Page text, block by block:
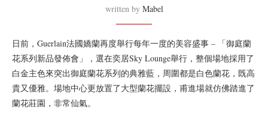
written by Mabel
日前，Guerlain法國嬌蘭再度舉行每年一度的美容盛事 – 「御庭蘭
花系列新品發佈會」，選在奕居Sky Lounge舉行，整個場地採用了
白金主色來突出御庭蘭花系列的典雅藍，周圍都是白色蘭花，既高
貴又優雅。場地中心更放置了大型蘭花擺設，甫進場就仿佛踏進了
蘭花莊園，非常仙氣。